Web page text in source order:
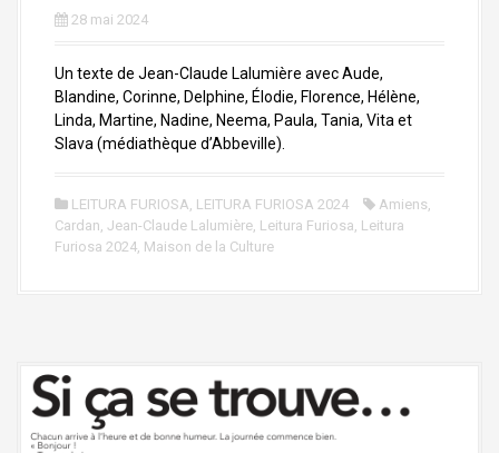
28 mai 2024
Un texte de Jean-Claude Lalumière avec Aude,
Blandine, Corinne, Delphine, Élodie, Florence, Hélène,
Linda, Martine, Nadine, Neema, Paula, Tania, Vita et
Slava (médiathèque d’Abbeville).
LEITURA FURIOSA LEITURA FURIOSA 2024 Amiens
Cardan Jean-Claude Lalumière Leitura Furiosa Leitura
Furiosa 2024 Maison de la Culture